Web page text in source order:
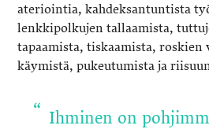
ateriointia, kahdeksantuntista
lenkkipolkujen tallaamista,
tapaamista, tiskaamista, roskien
käymistä, pukeutumista ja
Ihminen on